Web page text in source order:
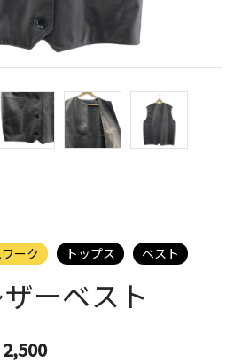
ーク トップス ベスト
ーベスト